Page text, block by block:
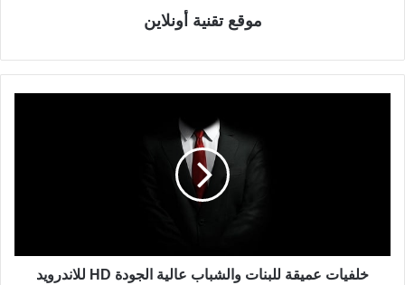
موقع تقنية أونلاين
خلفيات عميقة للبنات والشباب عالية الجودة HD للاندرويد